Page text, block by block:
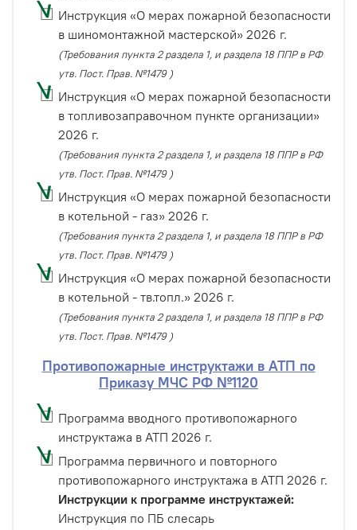
Инструкция «О мерах пожарной безопасности
в шиномонтажной мастерской» 2026 г.
(Требования пункта 2 раздела 1, и раздела 18 ППР в РФ
утв. Пост. Прав. №1479 )
Инструкция «О мерах пожарной безопасности
в топливозаправочном пункте организации»
2026 г.
(Требования пункта 2 раздела 1, и раздела 18 ППР в РФ
утв. Пост. Прав. №1479 )
Инструкция «О мерах пожарной безопасности
в котельной - газ» 2026 г.
(Требования пункта 2 раздела 1, и раздела 18 ППР в РФ
утв. Пост. Прав. №1479 )
Инструкция «О мерах пожарной безопасности
в котельной - тв.топл.» 2026 г.
(Требования пункта 2 раздела 1, и раздела 18 ППР в РФ
утв. Пост. Прав. №1479 )
Противопожарные инструктажи в АТП по
Приказу МЧС РФ №1120
Программа вводного противопожарного
инструктажа в АТП 2026 г.
Программа первичного и повторного
противопожарного инструктажа в АТП 2026 г.
Инструкции к программе инструктажей:
Инструкция по ПБ слесарь